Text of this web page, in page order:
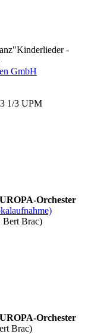
Kinderlieder -
GmbH
1/3 UPM
Orchester
Bert Brac)
Orchester
Brac)